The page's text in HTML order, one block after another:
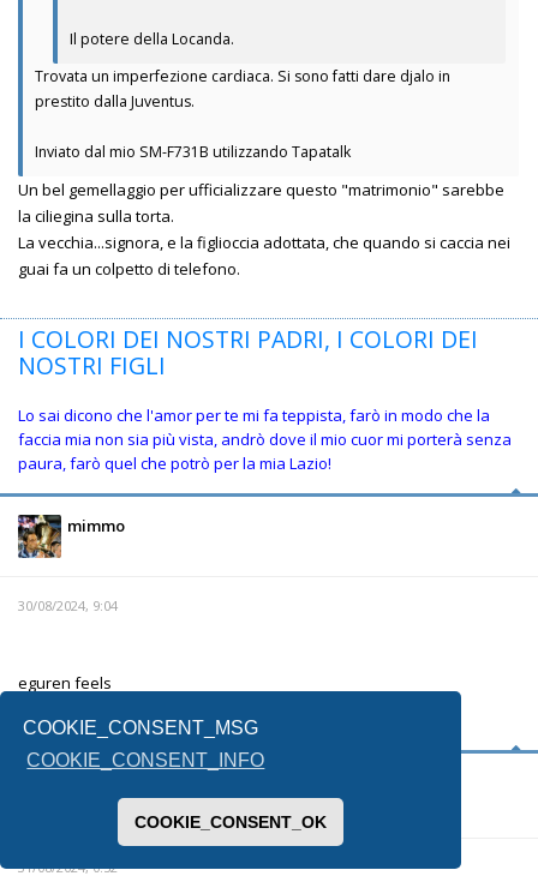
COOKIE_CONSENT_MSG
COOKIE_CONSENT_INFO
COOKIE_CONSENT_OK
Il potere della Locanda.
Trovata un imperfezione cardiaca. Si sono fatti dare djalo in
prestito dalla Juventus.
Inviato dal mio SM-F731B utilizzando Tapatalk
Un bel gemellaggio per ufficializzare questo "matrimonio" sarebbe
la ciliegina sulla torta.
La vecchia...signora, e la figlioccia adottata, che quando si caccia nei
guai fa un colpetto di telefono.
I COLORI DEI NOSTRI PADRI, I COLORI DEI
NOSTRI FIGLI
Lo sai dicono che l'amor per te mi fa teppista, farò in modo che la
faccia mia non sia più vista, andrò dove il mio cuor mi porterà senza
paura, farò quel che potrò per la mia Lazio!
mimmo
30/08/2024, 9:04
eguren feels
31/08/2024, 0:52